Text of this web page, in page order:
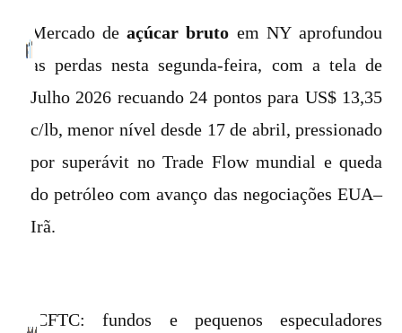
Mercado deaçúcar bruto em NY aprofundou
as perdas nesta segunda-feira, com a tela de
Julho 2026 recuando 24 pontos para US$ 13,35
c/lb, menor nível desde 17 de abril, pressionado
por superávit no Trade Flow mundial e queda
do petróleo com avanço das negociações EUA–
Irã.
CFTC: fundos e pequenos especuladores